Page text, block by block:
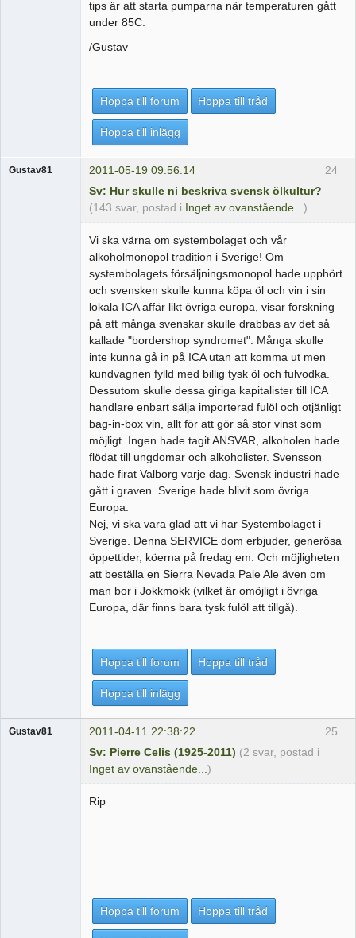
tips är att starta pumparna när temperaturen gått
under 85C.
/Gustav
Hoppa till forum Hoppa till tråd
Hoppa till inlägg
24
Gustav81
2011-05-19 09:56:14
Sv: Hur skulle ni beskriva svensk ölkultur?
(143 svar, postad i Inget av ovanstående... )
Vi ska värna om systembolaget och vår
alkoholmonopol tradition i Sverige! Om
systembolagets försäljningsmonopol hade upphört
och svensken skulle kunna köpa öl och vin i sin
lokala ICA affär likt övriga europa, visar forskning
på att många svenskar skulle drabbas av det så
kallade "bordershop syndromet". Många skulle
inte kunna gå in på ICA utan att komma ut men
kundvagnen fylld med billig tysk öl och fulvodka.
Dessutom skulle dessa giriga kapitalister till ICA
handlare enbart sälja importerad fulöl och otjänligt
bag-in-box vin, allt för att gör så stor vinst som
möjligt. Ingen hade tagit ANSVAR, alkoholen hade
flödat till ungdomar och alkoholister. Svensson
hade firat Valborg varje dag. Svensk industri hade
gått i graven. Sverige hade blivit som övriga
Europa.
Nej, vi ska vara glad att vi har Systembolaget i
Sverige. Denna SERVICE dom erbjuder, generösa
öppettider, köerna på fredag em. Och möjligheten
att beställa en Sierra Nevada Pale Ale även om
man bor i Jokkmokk (vilket är omöjligt i övriga
Europa, där finns bara tysk fulöl att tillgå).
Hoppa till forum Hoppa till tråd
Hoppa till inlägg
25
Gustav81
2011-04-11 22:38:22
Sv: Pierre Celis (1925-2011) (2 svar, postad i
Inget av ovanstående... )
Rip
Hoppa till forum Hoppa till tråd